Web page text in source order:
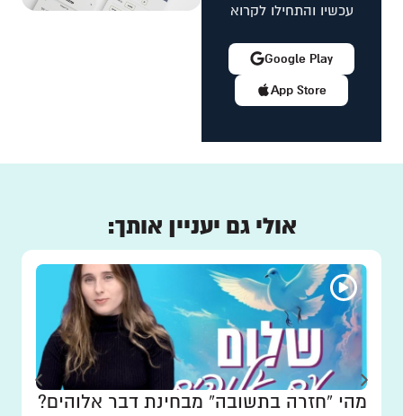
עכשיו והתחילו לקרוא
App Store
Google Play
אולי גם יעניין אותך:
מהי “חזרה בתשובה” מבחינת דבר אלוהים?